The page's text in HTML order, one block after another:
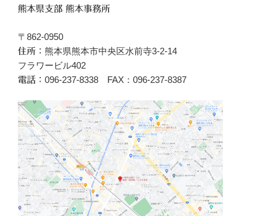
熊本県支部 熊本事務所
〒862-0950
住所： 熊本県熊本市中央区水前寺3-2-14
フラワービル402
電話： 096‐237-8338 FAX：096-237-8387